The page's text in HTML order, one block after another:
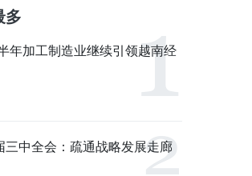
多
年加工制造业继续引领越南经
三中全会：疏通战略发展走廊